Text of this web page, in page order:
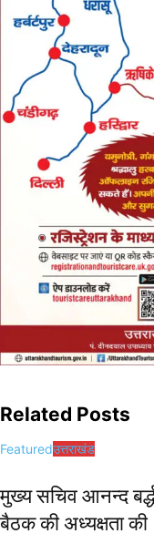
Related Posts
Featuredउत्तराखंड
मुख्य सचिव आनन्द
बैठक की अध्यक्षता की